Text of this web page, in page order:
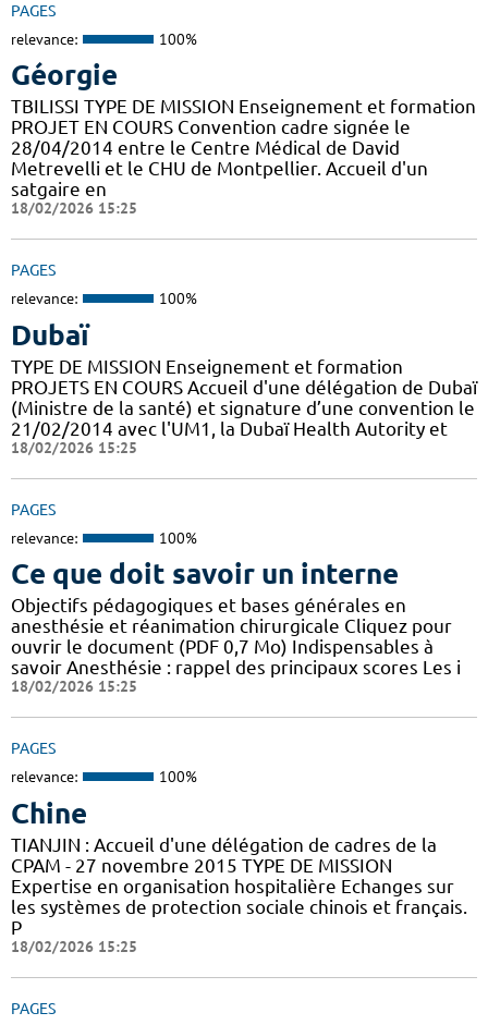
PAGES
relevance: 100%
Géorgie
TBILISSI TYPE DE MISSION Enseignement et formation
PROJET EN COURS Convention cadre signée le
28/04/2014 entre le Centre Médical de David
Metrevelli et le CHU de Montpellier. Accueil d'un
satgaire en
18/02/2026 15:25
PAGES
relevance: 100%
Dubaï
TYPE DE MISSION Enseignement et formation
PROJETS EN COURS Accueil d'une délégation de Dubaï
(Ministre de la santé) et signature d’une convention le
21/02/2014 avec l'UM1, la Dubaï Health Autority et
18/02/2026 15:25
PAGES
relevance: 100%
Ce que doit savoir un interne
Objectifs pédagogiques et bases générales en
anesthésie et réanimation chirurgicale Cliquez pour
ouvrir le document (PDF 0,7 Mo) Indispensables à
savoir Anesthésie : rappel des principaux scores Les i
18/02/2026 15:25
PAGES
relevance: 100%
Chine
TIANJIN : Accueil d'une délégation de cadres de la
CPAM - 27 novembre 2015 TYPE DE MISSION
Expertise en organisation hospitalière Echanges sur
les systèmes de protection sociale chinois et français.
P
18/02/2026 15:25
PAGES